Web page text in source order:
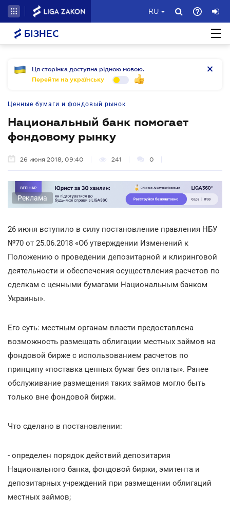
RU
БІЗНЕС
Ця сторінка доступна рідною мовою.
Перейти на українську
Ценные бумаги и фондовый рынок
Национальный банк помогает
фондовому рынку
26 июня 2018, 09:40 241 0
Реклама
26 июня вступило в силу постановление правления НБУ
№70 от 25.06.2018 «Об утверждении Изменений к
Положению о проведении депозитарной и клиринговой
деятельности и обеспечения осуществления расчетов по
сделкам с ценными бумагами Национальным банком
Украины».
Его суть: местным органам власти предоставлена
возможность размещать облигации местных займов на
фондовой бирже с использованием расчетов по
принципу «поставка ценных бумаг без оплаты». Ранее
обслуживание размещения таких займов могло быть
только вне фондовой биржи.
Что сделано в постановлении:
- определен порядок действий депозитария
Национального банка, фондовой биржи, эмитента и
депозитарных учреждений при размещении облигаций
местных займов;